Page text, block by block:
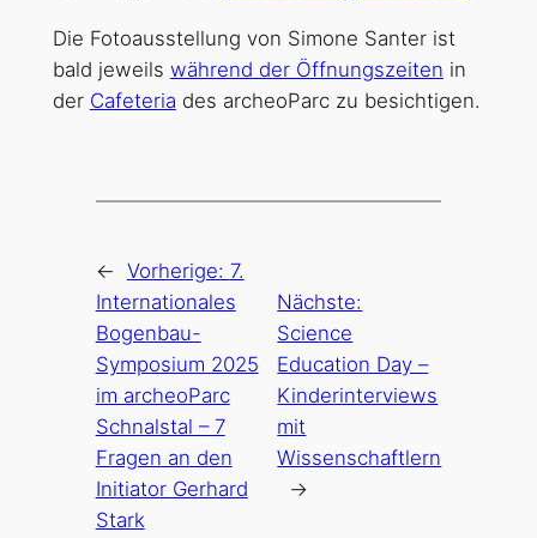
Die Fotoausstellung von Simone Santer ist
bald jeweils während der Öffnungszeiten in
der Cafeteria des archeoParc zu besichtigen.
← Vorherige: 7.
Internationales
Bogenbau-
Symposium 2025
im archeoParc
Schnalstal – 7
Fragen an den
Initiator Gerhard
Stark
Nächste:
Science
Education Day –
Kinderinterviews
mit
Wissenschaftlern
→